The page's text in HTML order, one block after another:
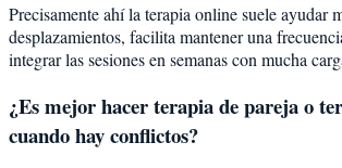
Precisamente ahí la terapia online suele ayudar
desplazamientos, facilita mantener una
integrar las sesiones en semanas con mucha
¿Es mejor hacer terapia de pareja o
cuando hay conflictos?